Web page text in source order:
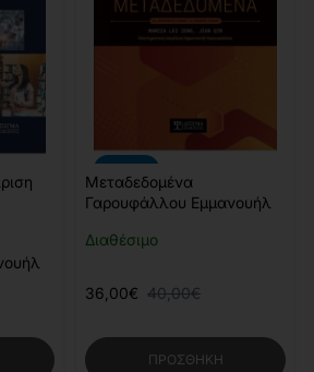
Διαθέσιμο
Μεταδεδομένα
Γαρουφάλλου Εμμανουήλ
36,00€ 40,00€
ΠΡΟΣΘΉΚΗ